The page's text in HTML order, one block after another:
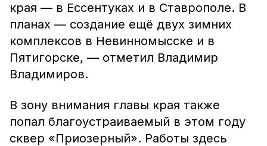
края — в Ессентуках и в Ставрополе. В
планах — создание ещё двух зимних
комплексов в Невинномысске и в
Пятигорске, — отметил Владимир
Владимиров.
В зону внимания главы края также
попал благоустраиваемый в этом году
сквер «Приозерный». Работы здесь